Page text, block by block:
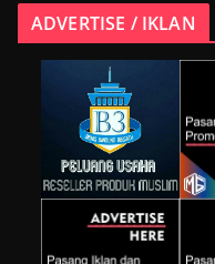
ADVERTISE / IKLAN